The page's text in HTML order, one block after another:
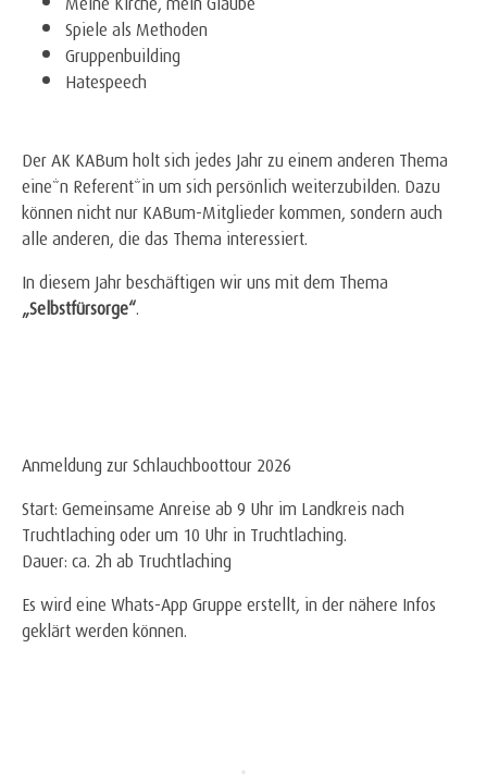
Spiele als Methoden
Gruppenbuilding
Hatespeech
Der AK KABum holt sich jedes Jahr zu einem anderen Thema
eine*n Referent*in um sich persönlich weiterzubilden. Dazu
können nicht nur KABum-Mitglieder kommen, sondern auch
alle anderen, die das Thema interessiert.
In diesem Jahr beschäftigen wir uns mit dem Thema
„Selbstfürsorge“.
Anmeldung zur Schlauchboottour 2026
Start: Gemeinsame Anreise ab 9 Uhr im Landkreis nach
Truchtlaching oder um 10 Uhr in Truchtlaching.
Dauer: ca. 2h ab Truchtlaching
Es wird eine Whats-App Gruppe erstellt, in der nähere Infos
geklärt werden können.